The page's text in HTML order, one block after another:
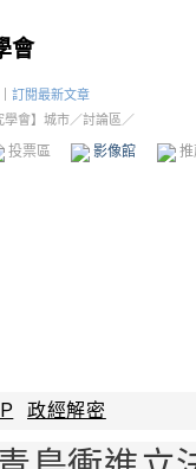
會
訂閱最新文章
學會】城市／討論區／
投票區 影像館
政經解密